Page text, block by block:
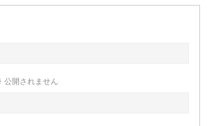
開されません